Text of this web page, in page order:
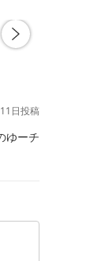
日投稿
ゆーチ